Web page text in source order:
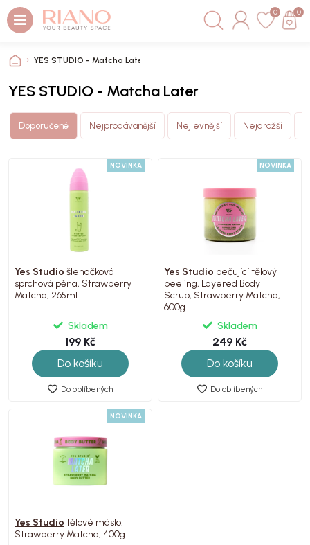
0 0
YES STUDIO - Matcha Later
YES STUDIO - Matcha Later
Doporučené Nejprodávanější Nejlevnější Nejdražší
NOVINKA
Yes Studio šlehačková
sprchová pěna, Strawberry
Matcha, 265ml
Skladem
199 Kč
Do košíku
Do oblíbených
NOVINKA
Yes Studio pečující tělový
peeling, Layered Body
Scrub, Strawberry Matcha,
600g
Skladem
249 Kč
Do košíku
Do oblíbených
NOVINKA
Yes Studio tělové máslo,
Strawberry Matcha, 400g